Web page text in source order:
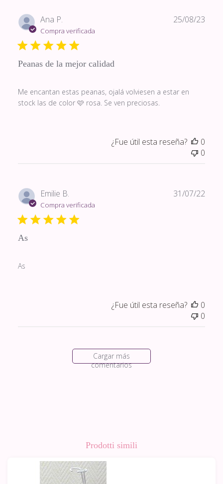
Ana P.
Compra verificada
Peanas de la mejor calidad
Me encantan estas peanas, ojalá volviesen a estar en
stock las de color 🩷 rosa. Se ven preciosas.
25/08/23
¿Fue útil esta reseña?
0
0
Emilie B.
Compra verificada
As
As
31/07/22
¿Fue útil esta reseña?
0
0
Cargar más
comentarios
Prodotti simili